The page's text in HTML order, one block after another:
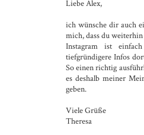
Liebe Alex,
ich wünsche dir auch
mich, dass du
Instagram ist
tiefgründigere Infos
So einen richtig
es deshalb meiner
geben.
Viele Grüße
Theresa